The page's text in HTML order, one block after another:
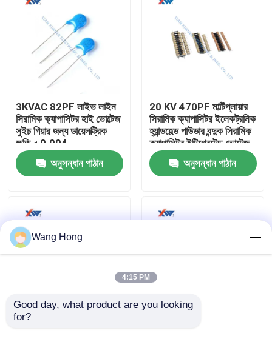
VR প্রদর্শন
আমাদের সম্পর্কে
কারখানা ভ্রমণ
মান নিয়ন্ত্রণ
যোগাযোগ করুন
উদ্ধৃতির জন্য আবেদন
3KVAC 82PF লাইভ লাইন
সিরামিক ক্যাপাসিটর হাই ভোল্টেজ
সুইচ গিয়ার জন্য ডায়েলক্ট্রিক
ক্ষতি < 0.004
অনুসন্ধান পাঠান
20 KV 470PF মাল্টিপ্লায়ার
সিরামিক ক্যাপাসিটর ইলেকট্রনিক
হ্যান্ডহেল্ড পাউডার বন্দুক সিরামিক
ক্যাপাসিটর ইন্টিগ্রেটেড ভোল্টেজ
ডবলার
অনুসন্ধান পাঠান
সুইচ গিয়ারের জন্য 15kv AC
Wang Hong
4:15 PM
Good day, what product are you looking
for?